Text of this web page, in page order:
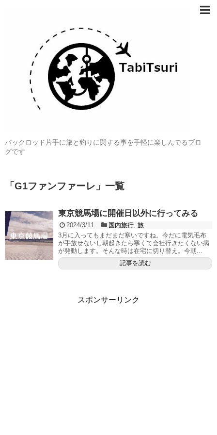
パックロッド片手に旅と釣りに関する事を手軽に楽しんでるブロ
グです
「 G1ファンファーレ 」 一覧
東京競馬場に開催日以外に行ってみる
2024/3/11 国内旅行, 旅
3月に入ってもまだまだ寒いですね。今だに電気毛布
が手放せないし朝起きたら寒くて会社行きたくない病
が発動します。そんな時は在宅に切り替え。今朝...
記事を読む
スポンサーリンク